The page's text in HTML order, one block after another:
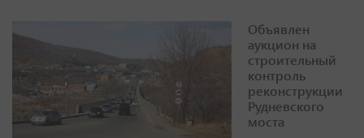
Объявлен
аукцион на
строительный
контроль
реконструкции
Рудневского
моста